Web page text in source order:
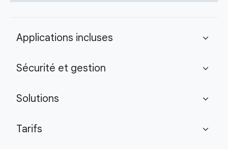
Applications incluses expand_more
Sécurité et gestion expand_more
Solutions expand_more
Tarifs expand_more